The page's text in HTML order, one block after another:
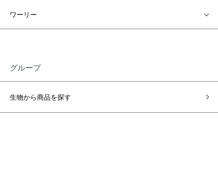
ワーリー
グループ
生物から商品を探す